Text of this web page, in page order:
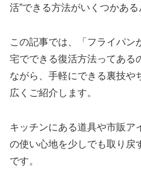
活”できる方法がいくつかある
この記事では、「フライパン
宅でできる復活方法ってある
ながら、手軽にできる裏技や
広くご紹介します。
キッチンにある道具や市販ア
の使い心地を少しでも取り戻
です。